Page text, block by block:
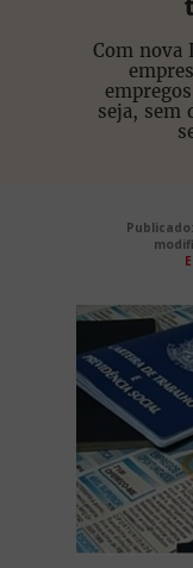
Com nova
seja, sem
Publicado: